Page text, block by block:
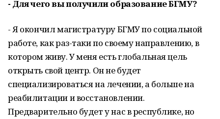
- Для чего вы получили образование БГМУ?
- Я окончил магистратуру БГМУ по социальной
работе, как раз-таки по своему направлению, в
котором живу. У меня есть глобальная цель
открыть свой центр. Он не будет
специализироваться на лечении, а больше на
реабилитации и восстановлении.
Предварительно будет у нас в республике, но